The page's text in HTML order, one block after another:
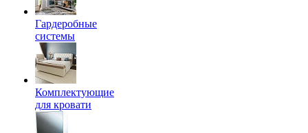
Гардеробные
системы
Комплектующие
для кровати